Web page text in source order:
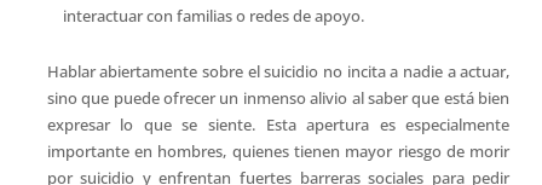
interactuar con familias o redes de apoyo.
Hablar abiertamente sobre el suicidio no incita a nadie a actuar,
sino que puede ofrecer un inmenso alivio al saber que está bien
expresar lo que se siente. Esta apertura es especialmente
importante en hombres, quienes tienen mayor riesgo de morir
por suicidio y enfrentan fuertes barreras sociales para pedir